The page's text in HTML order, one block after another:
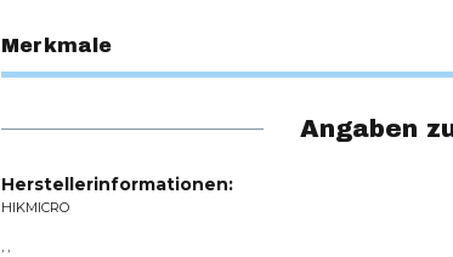
Merkmale
Angaben
Herstellerinformationen:
HIKMICRO
, ,